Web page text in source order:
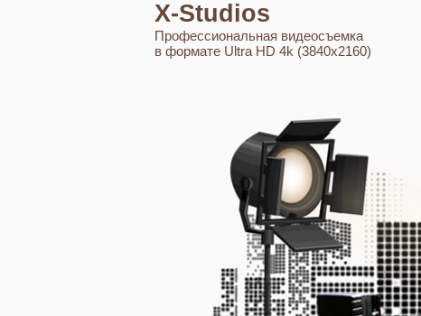
X-Studios
Профессиональная видеосъемка
в формате Ultra HD 4k (3840x2160)